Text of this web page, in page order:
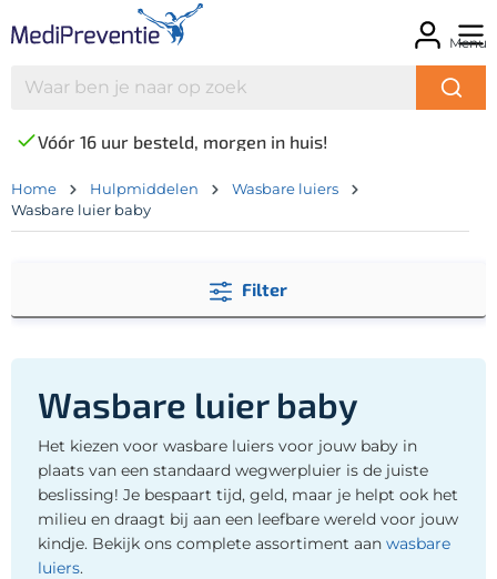
Menu
Vóór 16 uur besteld, morgen in huis!
Home Hulpmiddelen
Wasbare luiers
Wasbare luier baby
Filter
Wasbare luier baby
Het kiezen voor wasbare luiers voor jouw baby in
plaats van een standaard wegwerpluier is de juiste
beslissing! Je bespaart tijd, geld, maar je helpt ook het
milieu en draagt bij aan een leefbare wereld voor jouw
kindje. Bekijk ons complete assortiment aan wasbare
luiers.